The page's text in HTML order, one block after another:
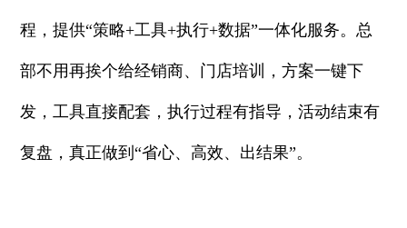
程，提供“策略+工具+执行+数据”一体化服务。总
部不用再挨个给经销商、门店培训，方案一键下
发，工具直接配套，执行过程有指导，活动结束有
复盘，真正做到“省心、高效、出结果”。